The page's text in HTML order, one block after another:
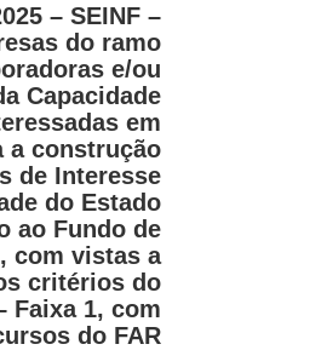
– SEINF –
do ramo
e/ou
Capacidade
em
a construção
de Interesse
do Estado
ao Fundo de
com vistas a
critérios do
Faixa 1, com
do FAR